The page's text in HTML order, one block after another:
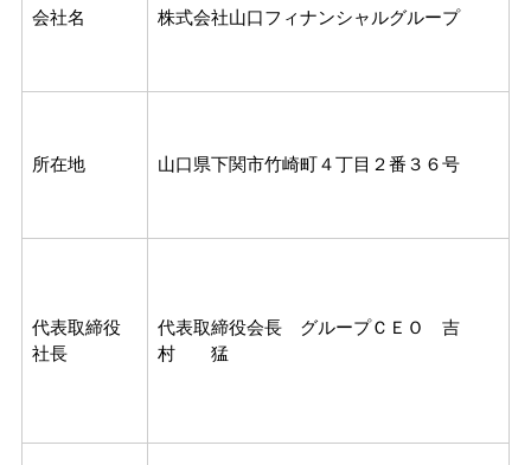
会社名 株式会社山口フィナンシャルグループ
所在地 山口県下関市竹崎町４丁目２番３６号
代表取締役
社長
代表取締役会長 グループＣＥＯ 吉
村 猛